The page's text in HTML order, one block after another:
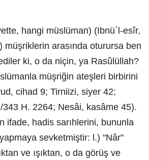
hangi müslüman) (Ibnü`l-esîr,
müşriklerin arasında oturursa ben
ki, o da niçin, ya Rasûlüllah?
müşriğin ateşleri birbirini
cihad 9; Tirniizi, siyer 42;
343 H. 2264; Nesâi, kasâme 45).
ifade, hadis sarıhlerini, bununla
sevketmiştir: l.) "Nâr"
ve ışıktan, o da görüş ve